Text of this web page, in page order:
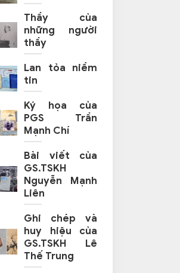
Thầy của
những người
thầy
Lan tỏa niềm
tin
Ký họa của
PGS Trần
Mạnh Chí
Bài viết của
GS.TSKH
Nguyễn Mạnh
Liên
Ghi chép và
huy hiệu của
GS.TSKH Lê
Thế Trung